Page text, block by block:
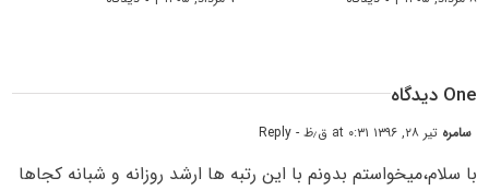
One دیدگاه
سامره تیر ۲۸, ۱۳۹۶ at ۰:۳۱ ق٫ظ - Reply
با سلام،میخواستم بدونم با این رتبه ها ارشد روزانه و شبانه کجاها